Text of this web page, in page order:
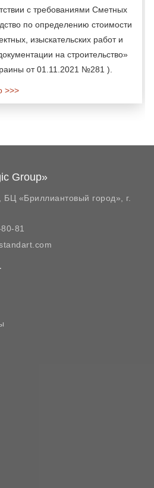
с требованиями Сметных
по определению стоимости
изыскательских работ и
на строительство»
от 01.11.2021 №281 ).
>>>
Group»
БЦ «Бриллиантовый город»,
г.
81